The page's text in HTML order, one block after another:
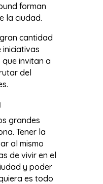
forman
la ciudad.
cantidad
iniciativas
invitan a
del
grandes
Tener la
al mismo
de vivir en el
y poder
es todo